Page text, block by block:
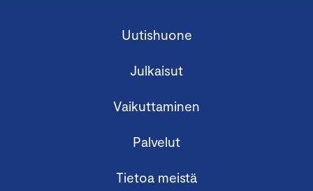
Uutishuone
Julkaisut
Vaikuttaminen
Palvelut
Tietoa meistä